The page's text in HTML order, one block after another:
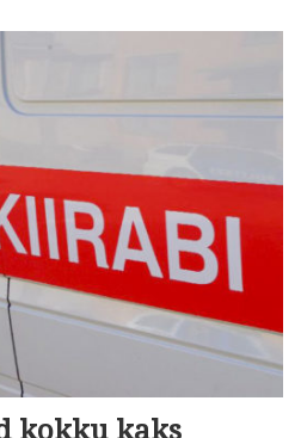
kokku kaks